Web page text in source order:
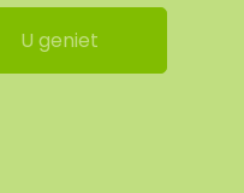
U geniet